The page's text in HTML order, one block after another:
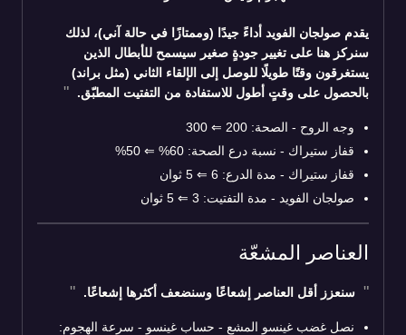
يقدم صولجان الفويد أداءً جيدًا (وممتازًا في حالة آني)، لذلك
سنركز هنا على تغيير جودةٍ صغير سيسمح للأبطال الذين
يستغرقون وقتًا طويلًا للوصل إلى الإلقاء الثاني (مثل براند)
بالحصول على وقتٍ أطول للاستفادة من التفتيت المطبّق.
وجه الروح - الصحة: 200 ⇐
قفاز ستيراك - نسبة درع الصحة: 60%
⇐
قفاز ستيراك - مدة الدرع: 6
⇐
صولجان الفويد - مدة التفتيت: 3
⇐
العناصر المشعّة
سنعزز أقل العناصر إشعاعًا وسنضعف أكثرها إشعاعًا.
نصل غضب غينسو المشع - حساب غينسو - سرعة الهجوم: